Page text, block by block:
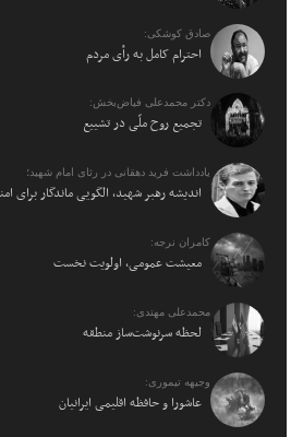
صادق کوشکی:
احترام کامل به رأی مردم
دکتر محمدعلی فیاض‌بخش:
تجمیع روح ملّی در تشییع
یادداشت فرید دهقانی در رثای امام شهید؛
اندیشه رهبر شهید، الگویی ماندگار برای
کامران نرجه:
معیشت عمومی، اولویت نخست
محمدعلی مهتدی:
لحظه سرنوشت‌ساز منطقه
وجیهه تیموری:
عاشورا و حافظه اقلیمی ایرانیان